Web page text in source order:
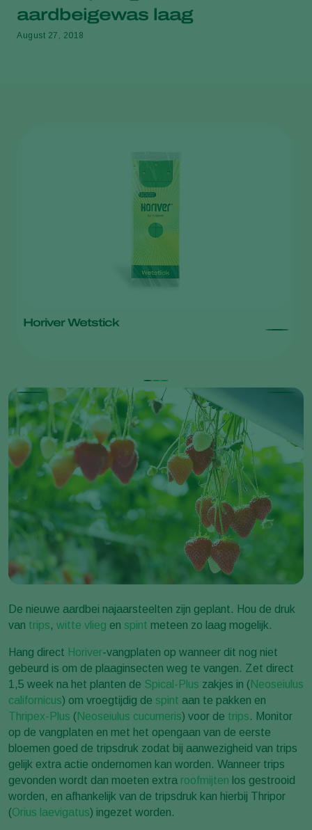
aardbeigewas laag
August 27, 2018
Horiver Wetstick
De nieuwe aardbei najaarsteelten zijn geplant. Hou de druk
van trips, witte vlieg en spint meteen zo laag mogelijk.
Hang direct Horiver-vangplaten op wanneer dit nog niet
gebeurd is om de plaaginsecten weg te vangen. Zet direct
1,5 week na het planten de Spical-Plus zakjes in (Neoseiulus
californicus) om vroegtijdig de spint aan te pakken en
Thripex-Plus (Neoseiulus cucumeris) voor de trips. Monitor
op de vangplaten en met het opengaan van de eerste
bloemen goed de tripsdruk zodat bij aanwezigheid van trips
gelijk extra actie ondernomen kan worden. Wanneer trips
gevonden wordt dan moeten extra roofmijten los gestrooid
worden, en afhankelijk van de tripsdruk kan hierbij Thripor
(Orius laevigatus) ingezet worden.